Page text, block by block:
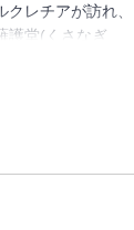
レチアが訪れ、
護堂(くさなぎ
らえ)に、祐理